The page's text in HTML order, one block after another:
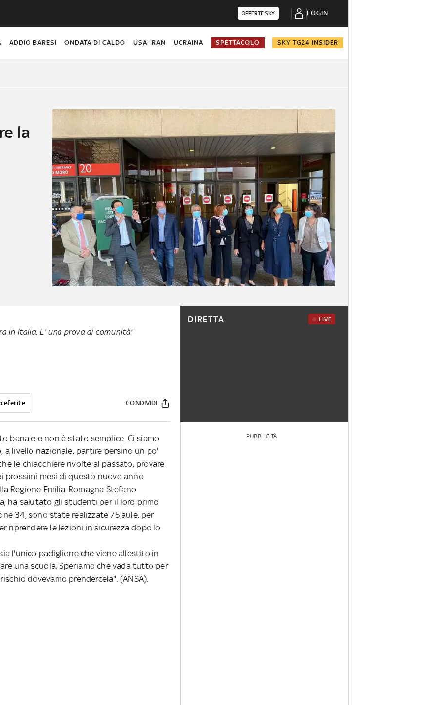
OFFERTE SKY LOGIN
ADDIO BARESI ONDATA DI CALDO USA-IRAN UCRAINA SPETTACOLO SKY TG24 INSIDER
la
in Italia. E' una prova di comunità'
CONDIVIDI
banale e non è stato semplice. Ci siamo
a livello nazionale, partire persino un po'
le chiacchiere rivolte al passato, provare
prossimi mesi di questo nuovo anno
Regione Emilia-Romagna Stefano
ha salutato gli studenti per il loro primo
34, sono state realizzate 75 aule, per
riprendere le lezioni in sicurezza dopo lo
l'unico padiglione che viene allestito in
una scuola. Speriamo che vada tutto per
dovevamo prendercela". (ANSA).
DIRETTA LIVE
PUBBLICITÀ